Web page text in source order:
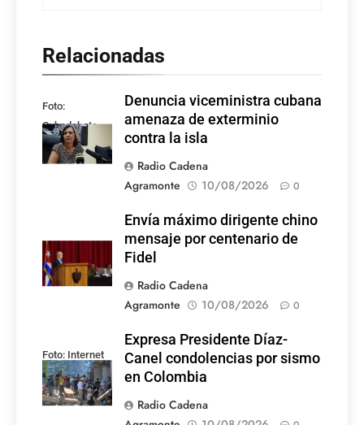
Relacionadas
Foto:
Cubadebate
Denuncia viceministra cubana
amenaza de exterminio
contra la isla
Radio Cadena
Agramonte
10/08/2026 0
Envía máximo dirigente chino
mensaje por centenario de
Fidel
Radio Cadena
Agramonte
10/08/2026 0
Foto: Internet
Expresa Presidente Díaz-
Canel condolencias por sismo
en Colombia
Radio Cadena